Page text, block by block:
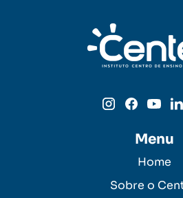
Menu
Home
Sobre o